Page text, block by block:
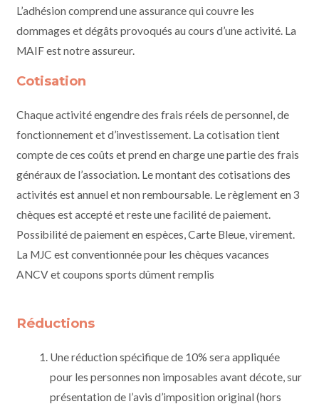
L’adhésion comprend une assurance qui couvre les
dommages et dégâts provoqués au cours d’une activité. La
MAIF est notre assureur.
Cotisation
Chaque activité engendre des frais réels de personnel, de
fonctionnement et d’investissement. La cotisation tient
compte de ces coûts et prend en charge une partie des frais
généraux de l’association. Le montant des cotisations des
activités est annuel et non remboursable. Le règlement en 3
chèques est accepté et reste une facilité de paiement.
Possibilité de paiement en espèces, Carte Bleue, virement.
La MJC est conventionnée pour les chèques vacances
ANCV et coupons sports dûment remplis
Réductions
Une réduction spécifique de 10% sera appliquée
pour les personnes non imposables avant décote, sur
présentation de l’avis d’imposition original (hors